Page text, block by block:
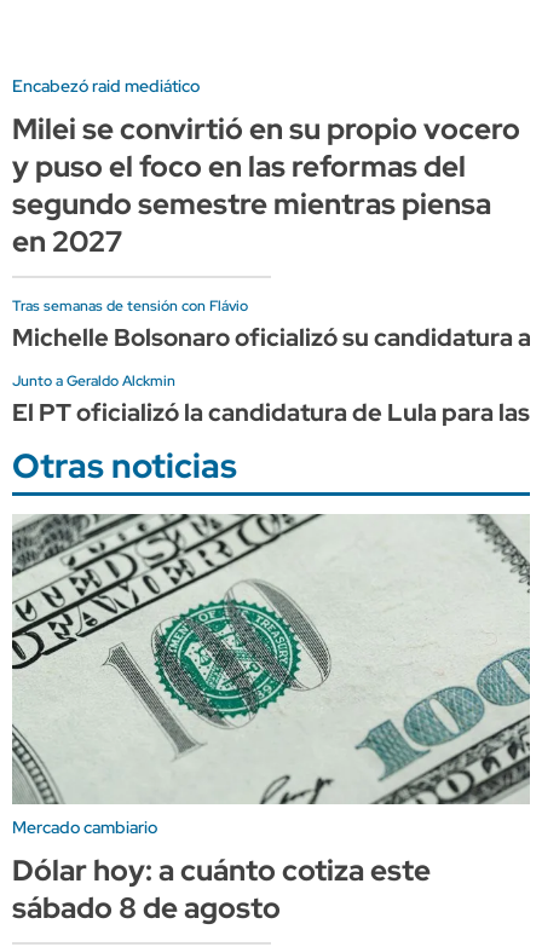
Encabezó raid mediático
Milei se convirtió en su propio vocero
y puso el foco en las reformas del
segundo semestre mientras piensa
en 2027
Tras semanas de tensión con Flávio
Michelle Bolsonaro oficializó su candidatura
Junto a Geraldo Alckmin
El PT oficializó la candidatura de Lula para
Otras noticias
Mercado cambiario
Dólar hoy: a cuánto cotiza este
sábado 8 de agosto